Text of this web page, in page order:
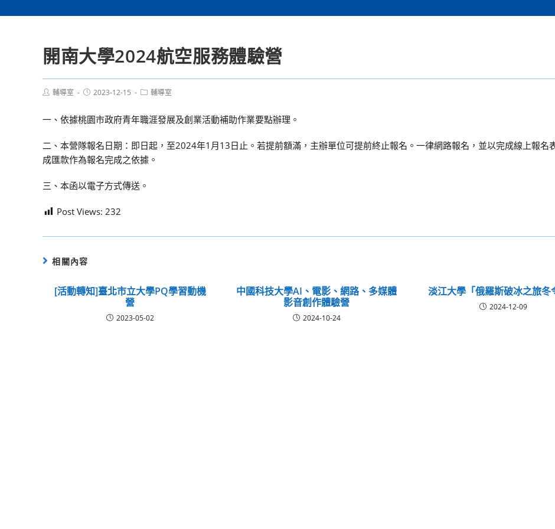
開南大學2024航空服務體驗營
Post輔導室
Post2023-12-15
Post輔導室
一、依據桃園市政府青年職涯發展及創業活動補助作業要點辦理。
二、本營隊報名日期：即日起，至2024年1月13日止。若提前額滿，主辦單位可提前終止報名。一律網路報名，並以完成線上報名
成匯款作為報名完成之依據。
三、本函以電子方式傳送。
Post Views: 232
相關內容
[活動轉知]臺北市立大學PQ學習動機
營
2023-05-02
中國科技大學AI、電影、網路、多媒體
影音創作體驗營
2024-10-24
淡江大學「俄羅斯破冰之旅冬
2024-12-09